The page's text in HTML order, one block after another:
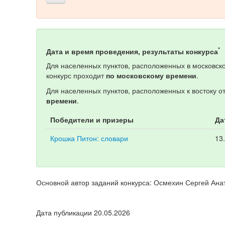
Дата и время проведения, результаты конкурса*
Для населенных пунктов, расположенных в
конкурс проходит по московскому времени.
Для населенных пунктов, расположенных к востоку
времени.
Победители и призеры
Крошка Питон: словари
Основной автор заданий конкурса: Осмехин Сергей
Дата публикации 20.05.2026